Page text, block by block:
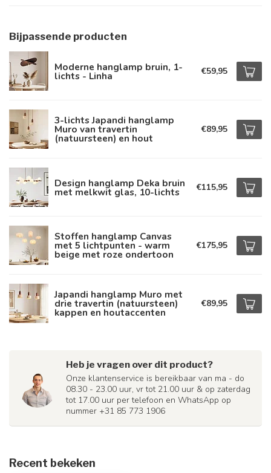
Bijpassende producten
Moderne hanglamp bruin, 1-
lichts - Linha €59,95
3-lichts Japandi hanglamp
Muro van travertin
(natuursteen) en hout
€89,95
Design hanglamp Deka bruin
met melkwit glas, 10-lichts €115,95
Stoffen hanglamp Canvas
met 5 lichtpunten - warm
beige met roze ondertoon
€175,95
Japandi hanglamp Muro met
drie travertin (natuursteen)
kappen en houtaccenten
€89,95
Heb je vragen over dit product?
Onze klantenservice is bereikbaar van ma - do
08.30 - 23.00 uur, vr tot 21.00 uur & op zaterdag
tot 17.00 uur per telefoon en WhatsApp op
nummer +31 85 773 1906
Recent bekeken